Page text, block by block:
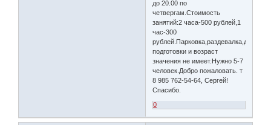
до 20.00 по
четвергам.Стоимость
занятий:2 часа-500 рублей,1
час-300
подготовки и возраст
значения не имеет.Нужно 5-7
человек.Добро пожаловать. т
8 985 762-54-64, Сергей!
Спасибо.
0